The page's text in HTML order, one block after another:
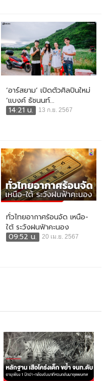
‘อาร์สยาม’ เปิดตัวศิลปินใหม่
‘แบงค์ ธัชนนท์...
14:21 น.
13 ก.ย. 2567
ทั่วไทยอากาศร้อนจัด เหนือ-
ใต้ ระวังฝนฟ้าคะนอง
09:52 น.
20 เม.ย. 2567